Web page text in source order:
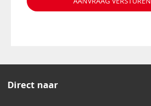
Direct naar